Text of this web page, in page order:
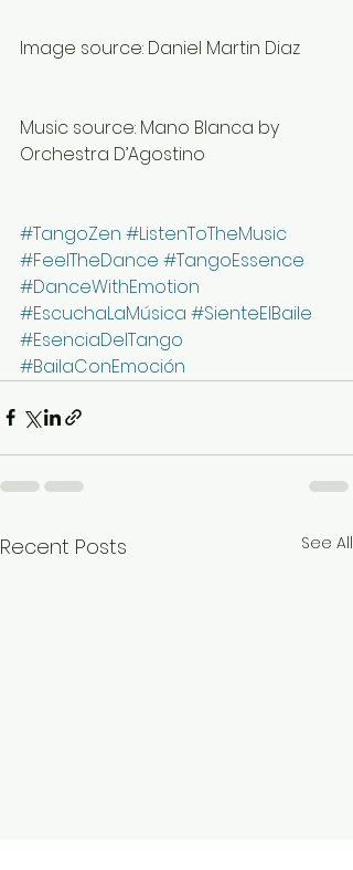
Image source: Daniel Martin Diaz
Music source: Mano Blanca by
Orchestra D’Agostino
#TangoZen #ListenToTheMusic
#FeelTheDance #TangoEssence
#DanceWithEmotion
#EscuchaLaMúsica #SienteElBaile
#EsenciaDelTango
#BailaConEmoción
Recent Posts See All